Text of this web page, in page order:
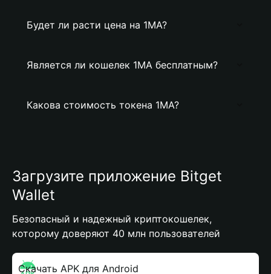
Будет ли расти цена на 1MA?
Является ли кошелек 1MA бесплатным?
Какова стоимость токена 1MA?
Загрузите приложение Bitget
Wallet
Безопасный и надежный криптокошелек,
которому доверяют 40 млн пользователей
Скачать APK для Android